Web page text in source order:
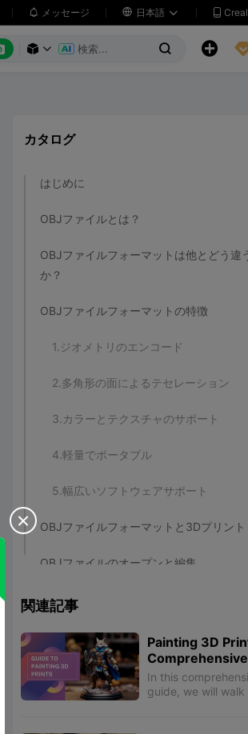
 メッセージ  日本語  
   
カタログ
はじめに
OBJファイルとは？
OBJファイルフォーマットは他とどう違
か？
OBJファイルフォーマットの特徴
1.ジオメトリのエンコード
2.多角形の面によるテセレーション
3.カラーとテクスチャのサポート
4.軽量でポータブル
5.幅広いソフトウェアサポート
OBJファイルフォーマットと3Dプリント
OBJファイルのオープンと編集
1.CADソフトウェア
2.専用OBJエディタ
3.オンラインサービスとプラットフォ
関連記事
Painting 3D
In this
guide, we will walk
